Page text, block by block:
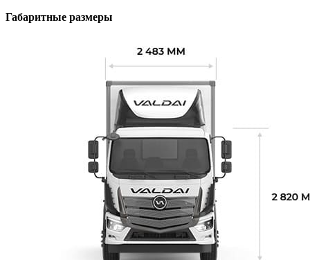
Габаритные размеры